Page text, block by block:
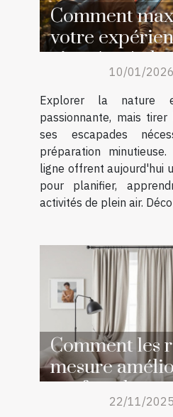
Comment
votre
air grâce à
en ligne ?
10/01/
Explorer la nature
passionnante, mais
ses escapades
préparation
ligne offrent aujourd'hui
pour planifier,
activités de plein air.
Comment les
mesure
confort de
22/11/